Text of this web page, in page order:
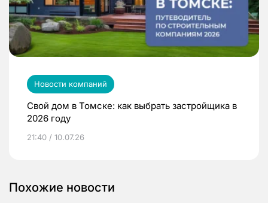
Новости компаний
Свой дом в Томске: как выбрать застройщика в
2026 году
21:40 / 10.07.26
Похожие новости